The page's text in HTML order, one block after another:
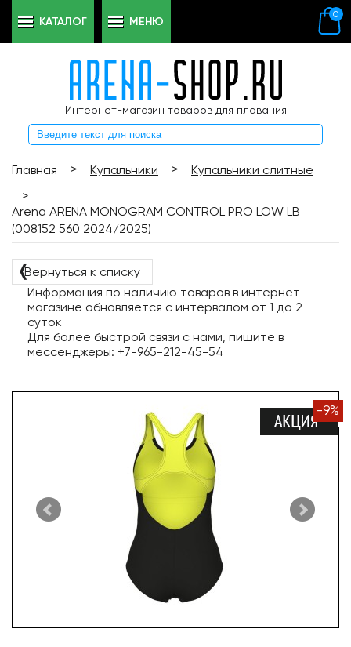
Интернет-магазин товаров для плавания
0
КАТАЛОГ МЕНЮ
Главная > Купальники >
Купальники слитные
>
Arena ARENA MONOGRAM CONTROL PRO LOW LB
(008152 560 2024/2025)
❬Вернуться к списку
Информация по наличию товаров в интернет-
магазине обновляется с интервалом от 1 до 2
суток
Для более быстрой связи с нами, пишите в
мессенджеры: +7-965-212-45-54
-9%